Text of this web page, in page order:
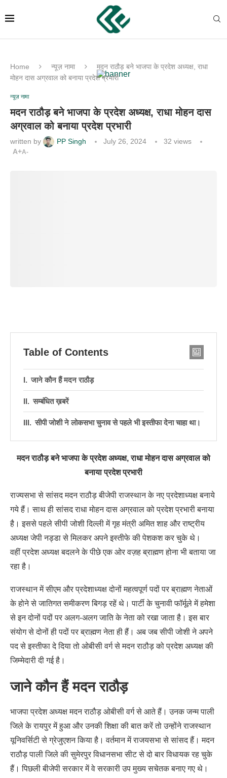
Home न्यूज़ नामा
मदन राठौड़ बने भाजपा के प्रदेश अध्यक्ष, राधा
मोहन दास अग्रवाल को बनाया प्रदेश प्रभारी
न्यूज़ नामा
मदन राठौड़ बने भाजपा के प्रदेश अध्यक्ष, राधा मोहन दास
अग्रवाल को बनाया प्रदेश प्रभारी
written by PP Singh July 26, 2024 32 views
A+A-
Table of Contents
जाने कौन हैं मदन राठौड़
सम्बंधित ख़बरें
सीपी जोशी ने लोकसभा चुनाव से पहले भी इस्तीफा देना चाहा था।
मदन राठौड़ बने भाजपा के प्रदेश अध्यक्ष, राधा मोहन दास अग्रवाल को
बनाया प्रदेश प्रभारी
राज्यसभा से सांसद मदन राठौड़ बीजेपी राजस्थान के नए प्रदेशाध्यक्ष बनाये
गये हैं। साथ ही सांसद राधा मोहन दास अग्रवाल को प्रदेश प्रभारी बनाया
है। इससे पहले सीपी जोशी दिल्ली में गृह मंत्री अमित शाह और राष्ट्रीय
अध्यक्ष जेपी नड्डा से मिलकर अपने इस्तीफे की पेशकश कर चुके थे।
वहीं प्रदेश अध्यक्ष बदलने के पीछे एक ओर वज़ह ब्राह्मण होना भी बताया जा
रहा है।
राजस्थान में सीएम और प्रदेशाध्यक्ष दोनों महत्वपूर्ण पदों पर ब्राह्मण नेताओं
के होने से जातिगत समीकरण बिगड़ रहें थे। पार्टी के चुनावी फॉर्मूले में हमेशा
से इन दोनों पदों पर अलग-अलग जाति के नेता को रखा जाता है। इस बार
संयोग से दोनों ही पदों पर ब्राह्मण नेता ही हैं। अब जब सीपी जोशी ने अपने
पद से इस्तीफा दे दिया तो ओबीसी वर्ग से मदन राठौड़ को प्रदेश अध्यक्ष की
जिम्मेदारी दी गई है।
जाने कौन हैं मदन राठौड़
भाजपा प्रदेश अध्यक्ष मदन राठौड़ ओबीसी वर्ग से आते हैं। उनक जन्म पाली
जिले के रायपुर में हुआ और उनकी शिक्षा की बात करें तो उन्होंने राजस्थान
यूनिवर्सिटी से ग्रेजुएशन किया है। वर्तमान में राजयसभा से सांसद हैं। मदन
राठौड़ पाली जिले की सुमेरपुर विधानसभा सीट से दो बार विधायक रह चुके
हैं। पिछली बीजेपी सरकार में वे सरकारी उप मुख्य सचेतक बनाए गए थे।